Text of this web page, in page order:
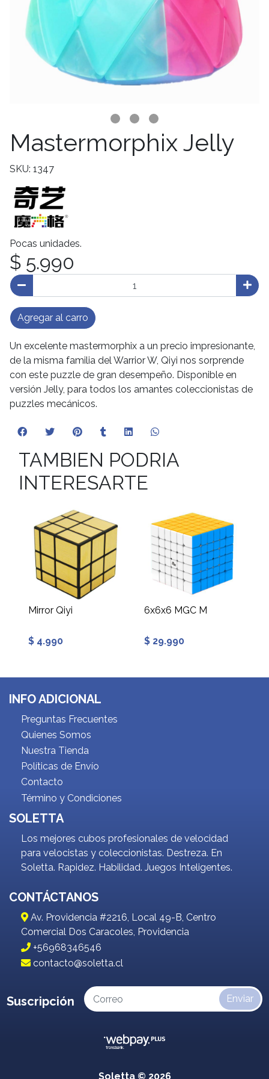
Mastermorphix Jelly
SKU: 1347
Pocas unidades.
$ 5.990
Agregar al carro
Un excelente mastermorphix a un precio impresionante,
de la misma familia del Warrior W, Qiyi nos sorprende
con este puzzle de gran desempeño. Disponible en
versión Jelly, para todos los amantes coleccionistas de
puzzles mecánicos.
TAMBIEN PODRIA
INTERESARTE
Mirror Qiyi
$ 4.990
6x6x6 MGC M
$ 29.990
INFO ADICIONAL
Preguntas Frecuentes
Quienes Somos
Nuestra Tienda
Políticas de Envío
Contacto
Término y Condiciones
SOLETTA
Los mejores cubos profesionales de velocidad
para velocistas y coleccionistas. Destreza. En
Soletta. Rapidez. Habilidad. Juegos Inteligentes.
CONTÁCTANOS
Av. Providencia #2216, Local 49-B, Centro
Comercial Dos Caracoles, Providencia
+56968346546
contacto@soletta.cl
Suscripción Enviar
Soletta © 2026